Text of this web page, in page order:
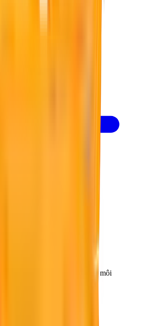
ba thành phần, không dung môi
phẳng và đạt độ bóng cao.